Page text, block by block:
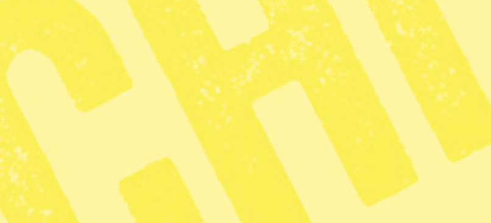
Detta är en argumenterande text från Syres ledarredaktion med syfte att påverka. Syres politiska hållning
är frihetligt grön.
Förra helgen genomförde personer från extremhögern en demonstrationmot det de
kallar SVT:s och SR:s ”indoktrinering”. Demonstranterna kräver att rapporteringen
om ”vaccinernas biverkningar, NATO, migrationen, klimatet och könsfrågor ska bli
saklig och allsidig”. Men menar de verkligen ”saklig och allsidig” – eller bara att
den ska anpassas efter deras egen agenda?
Det är inte första gången
extremhögern gapar om att yttrandefriheten inte är
tillräcklig och att public service inte är ”allsidigt” nog. Åsikten är vanlig på
högerkanten, inte sällan i kombination med diverse människofientliga